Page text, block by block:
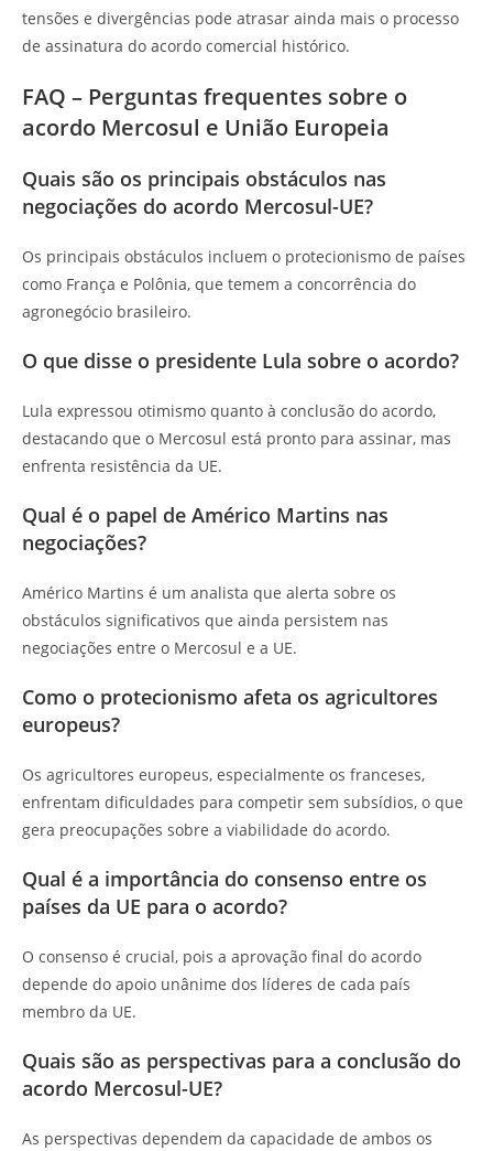
tensões e divergências pode atrasar ainda mais o processo
de assinatura do acordo comercial histórico.
FAQ – Perguntas frequentes sobre o
acordo Mercosul e União Europeia
Quais são os principais obstáculos nas
negociações do acordo Mercosul-UE?
Os principais obstáculos incluem o protecionismo de países
como França e Polônia, que temem a concorrência do
agronegócio brasileiro.
O que disse o presidente Lula sobre o acordo?
Lula expressou otimismo quanto à conclusão do acordo,
destacando que o Mercosul está pronto para assinar, mas
enfrenta resistência da UE.
Qual é o papel de Américo Martins nas
negociações?
Américo Martins é um analista que alerta sobre os
obstáculos significativos que ainda persistem nas
negociações entre o Mercosul e a UE.
Como o protecionismo afeta os agricultores
europeus?
Os agricultores europeus, especialmente os franceses,
enfrentam dificuldades para competir sem subsídios, o que
gera preocupações sobre a viabilidade do acordo.
Qual é a importância do consenso entre os
países da UE para o acordo?
O consenso é crucial, pois a aprovação final do acordo
depende do apoio unânime dos líderes de cada país
membro da UE.
Quais são as perspectivas para a conclusão do
acordo Mercosul-UE?
As perspectivas dependem da capacidade de ambos os